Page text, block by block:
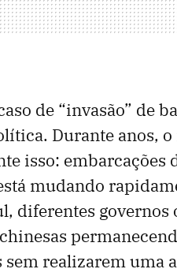
de “invasão” de
Durante anos,
isso: embarcações
mudando
diferentes
sem realizarem uma